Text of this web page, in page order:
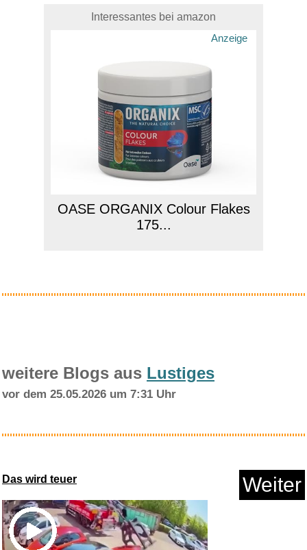
Interessantes bei amazon
Anzeige
OASE ORGANIX Colour Flakes
175...
Anzeige
weitere Blogs aus Lustiges
vor dem 25.05.2026 um 7:31 Uhr
Das wird teuer Weiter